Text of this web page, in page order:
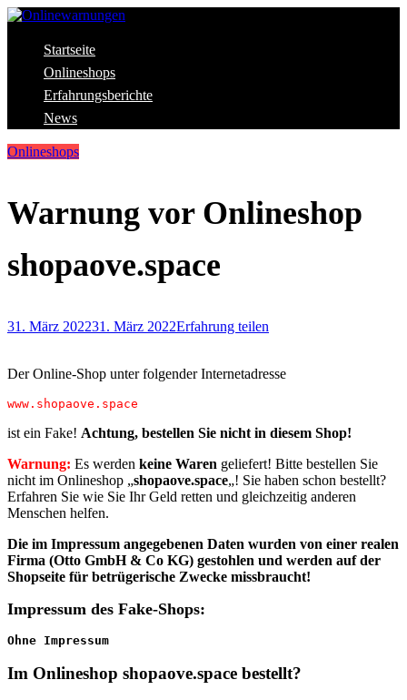
Skip
content
Onlinewarnungen
Aktuelle Warnungen vor Gefahren im Internet
Startseite
Onlineshops
Erfahrungsberichte
News
Onlineshops
Warnung vor Onlineshop
shopaove.space
31. März 202231. März 2022Erfahrung teilen
Der Online-Shop unter folgender Internetadresse
www.shopaove.space
ist ein Fake! Achtung, bestellen Sie nicht in diesem Shop!
Warnung: Es werden keine Waren geliefert! Bitte bestellen Sie
nicht im Onlineshop „shopaove.space„! Sie haben schon bestellt?
Erfahren Sie wie Sie Ihr Geld retten und gleichzeitig anderen
Menschen helfen.
Die im Impressum angegebenen Daten wurden von einer realen
Firma (Otto GmbH & Co KG) gestohlen und werden auf der
Shopseite für betrügerische Zwecke missbraucht!
Impressum des Fake-Shops:
Ohne Impressum
Im Onlineshop shopaove.space bestellt?